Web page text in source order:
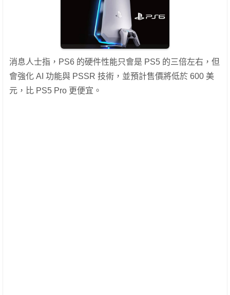
消息人士指，PS6 的硬件性能只會是 PS5 的三倍左右，但
會強化 AI 功能與 PSSR 技術，並預計售價將低於 600 美
元，比 PS5 Pro 更便宜。